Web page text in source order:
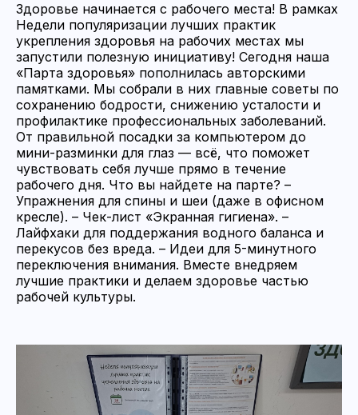
Здоровье начинается с рабочего места! В рамках
Недели популяризации лучших практик
укрепления здоровья на рабочих местах мы
запустили полезную инициативу! Сегодня наша
«Парта здоровья» пополнилась авторскими
памятками. Мы собрали в них главные советы по
сохранению бодрости, снижению усталости и
профилактике профессиональных заболеваний.
От правильной посадки за компьютером до
мини-разминки для глаз — всё, что поможет
чувствовать себя лучше прямо в течение
рабочего дня. Что вы найдете на парте? –
Упражнения для спины и шеи (даже в офисном
кресле). – Чек-лист «Экранная гигиена». –
Лайфхаки для поддержания водного баланса и
перекусов без вреда. – Идеи для 5-минутного
переключения внимания. Вместе внедряем
лучшие практики и делаем здоровье частью
рабочей культуры.